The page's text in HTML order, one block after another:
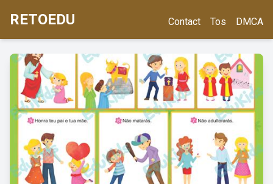
RETOEDU Contact Tos DMCA